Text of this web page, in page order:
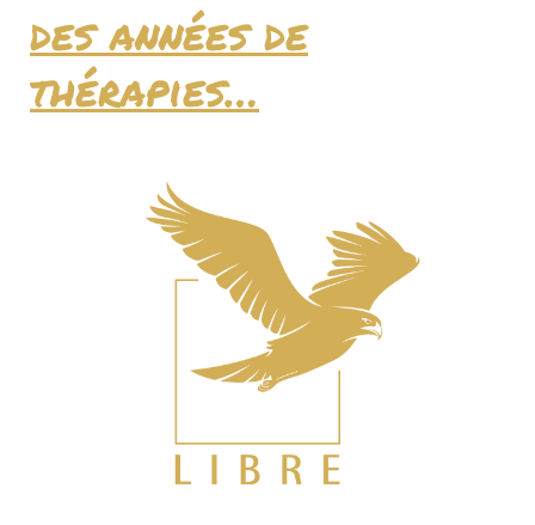
des années de
thérapies…